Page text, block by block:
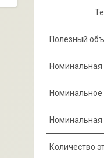
Полезный
Номинальная
Количество